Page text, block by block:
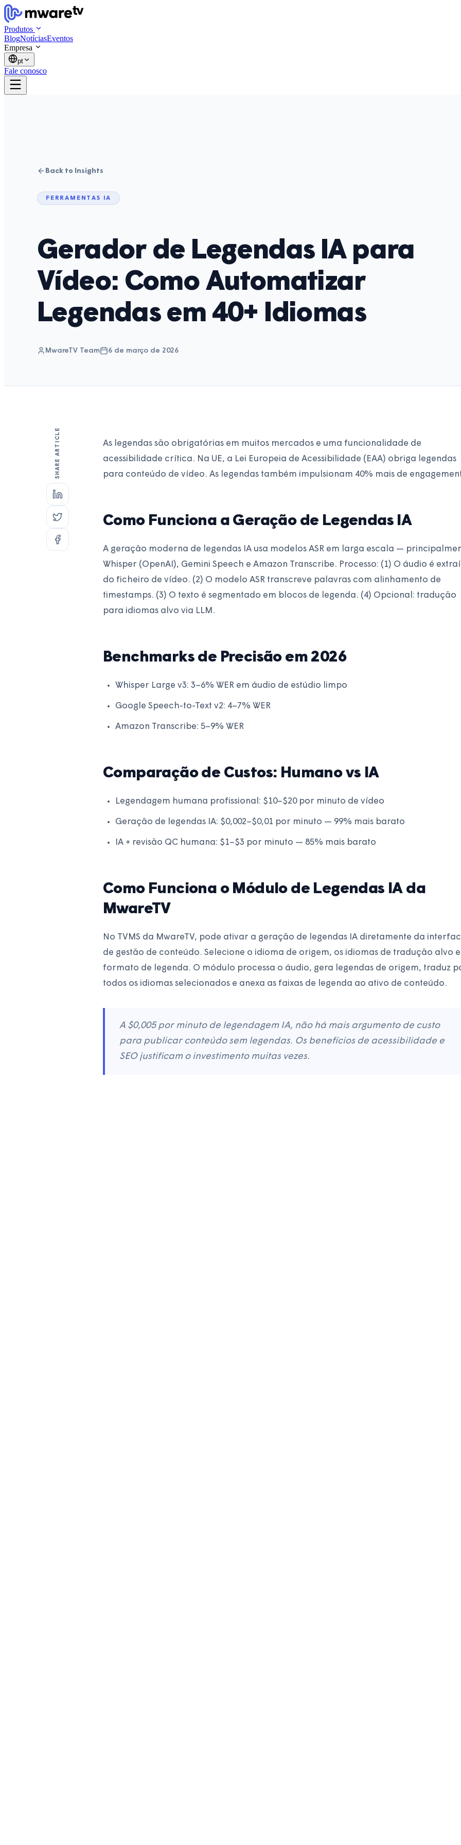
Produtos
BlogNotíciasEventos
Empresa
pt
Fale conosco
Back to Insights
FERRAMENTAS IA
Gerador de Legendas IA para
Vídeo: Como Automatizar
Legendas em 40+ Idiomas
MwareTV Team 6 de março de 2026
SHARE ARTICLE
As legendas são obrigatórias em muitos mercados e uma funcionalidade de
acessibilidade crítica. Na UE, a Lei Europeia de Acessibilidade (EAA) obriga legendas
para conteúdo de vídeo. As legendas também impulsionam 40% mais de
Como Funciona a Geração de Legendas IA
A geração moderna de legendas IA usa modelos ASR em larga escala —
Whisper (OpenAI), Gemini Speech e Amazon Transcribe. Processo: (1) O áudio é
do ficheiro de vídeo. (2) O modelo ASR transcreve palavras com alinhamento de
timestamps. (3) O texto é segmentado em blocos de legenda. (4) Opcional: tradução
para idiomas alvo via LLM.
Benchmarks de Precisão em 2026
Whisper Large v3: 3–6% WER em áudio de estúdio limpo
Google Speech-to-Text v2: 4–7% WER
Amazon Transcribe: 5–9% WER
Comparação de Custos: Humano vs IA
Legendagem humana profissional: $10–$20 por minuto de vídeo
Geração de legendas IA: $0,002–$0,01 por minuto — 99% mais barato
IA + revisão QC humana: $1–$3 por minuto — 85% mais barato
Como Funciona o Módulo de Legendas IA da
MwareTV
No TVMS da MwareTV, pode ativar a geração de legendas IA diretamente da
de gestão de conteúdo. Selecione o idioma de origem, os idiomas de tradução alvo
formato de legenda. O módulo processa o áudio, gera legendas de origem, traduz
todos os idiomas selecionados e anexa as faixas de legenda ao ativo de conteúdo.
A $0,005 por minuto de legendagem IA, não há mais argumento de custo
para publicar conteúdo sem legendas. Os benefícios de acessibilidade e
SEO justificam o investimento muitas vezes.